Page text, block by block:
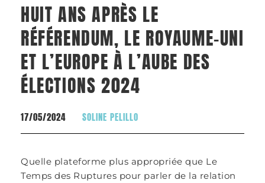
HUIT ANS APRÈS LE
RÉFÉRENDUM, LE ROYAUME-UNI
ET L’EUROPE À L’AUBE DES
ÉLECTIONS 2024
17/05/2024 SOLINE PELILLO
Quelle plateforme plus appropriée que Le
Temps des Ruptures pour parler de la relation